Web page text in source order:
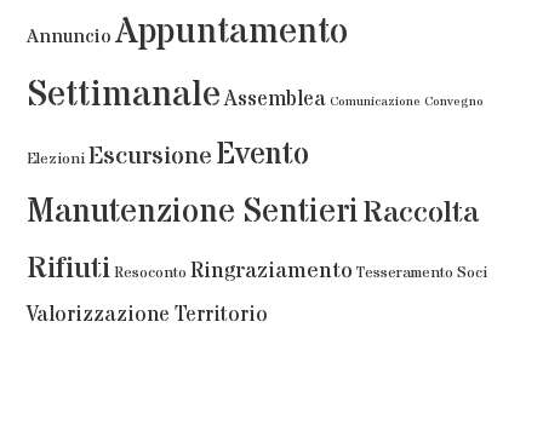
Annuncio Appuntamento
SettimanaleAssemblea Comunicazione Convegno
Elezioni EscursioneEvento
Manutenzione SentieriRaccolta
Rifiuti Resoconto Ringraziamento Tesseramento Soci
Valorizzazione Territorio